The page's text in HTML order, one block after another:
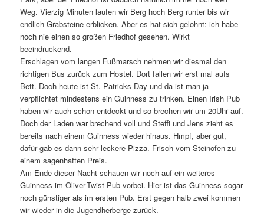
Weg. Vierzig Minuten laufen wir Berg hoch Berg runter bis wir
endlich Grabsteine erblicken. Aber es hat sich gelohnt: ich habe
noch nie einen so großen Friedhof gesehen. Wirkt
beeindruckend.
Erschlagen vom langen Fußmarsch nehmen wir diesmal den
richtigen Bus zurück zum Hostel. Dort fallen wir erst mal aufs
Bett. Doch heute ist St. Patricks Day und da ist man ja
verpflichtet mindestens ein Guinness zu trinken. Einen Irish Pub
haben wir auch schon entdeckt und so brechen wir um 20Uhr auf.
Doch der Laden war brechend voll und Steffi und Jens zieht es
bereits nach einem Guinness wieder hinaus. Hmpf, aber gut,
dafür gab es dann sehr leckere Pizza. Frisch vom Steinofen zu
einem sagenhaften Preis.
Am Ende dieser Nacht schauen wir noch auf ein weiteres
Guinness im Oliver-Twist Pub vorbei. Hier ist das Guinness sogar
noch günstiger als im ersten Pub. Erst gegen halb zwei kommen
wir wieder in die Jugendherberge zurück.